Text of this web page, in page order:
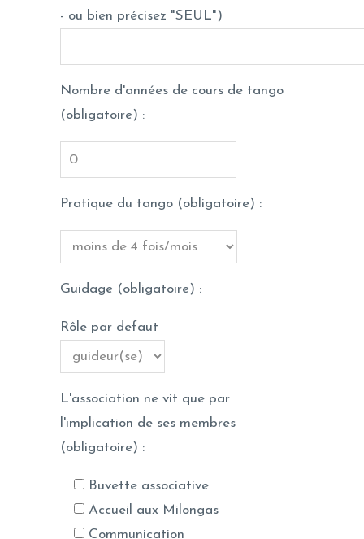
- ou bien précisez "SEUL")
Nombre d'années de cours de tango
(obligatoire) :
Pratique du tango (obligatoire) :
Guidage (obligatoire) :
Rôle par defaut
L'association ne vit que par
l'implication de ses membres
(obligatoire) :
Buvette associative
Accueil aux Milongas
Communication